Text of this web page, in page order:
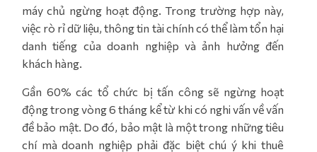
máy chủ ngừng hoạt động. Trong trường hợp này,
việc rò rỉ dữ liệu, thông tin tài chính có thể làm tổn hại
danh tiếng của doanh nghiệp và ảnh hưởng đến
khách hàng.
Gần 60% các tổ chức bị tấn công sẽ ngừng hoạt
động trong vòng 6 tháng kể từ khi có nghi vấn về vấn
đề bảo mật. Do đó, bảo mật là một trong những tiêu
chí mà doanh nghiệp phải đặc biệt chú ý khi thuê